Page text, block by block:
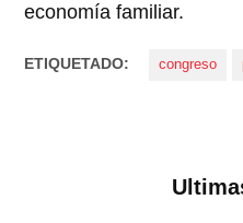
economía familiar.
ETIQUETADO: congreso